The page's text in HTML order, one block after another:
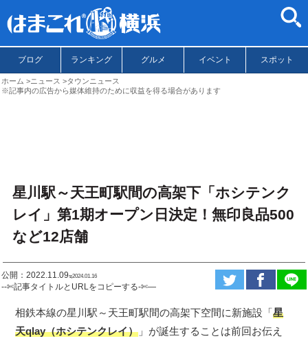
ブログ ランキング グルメ イベント スポット
ホーム ニュース
タウンニュース
※記事内の広告から媒体維持のために収益を得る場合があります
星川駅～天王町駅間の高架下「ホシテンク
レイ」第1期オープン日決定！無印良品500
など12店舗
公開：2022.11.09ಇ2024.01.16
--✄記事タイトルとURLをコピーする-✄—
相鉄本線の星川駅～天王町駅間の高架下空間に新施設「星
天qlay（ホシテンクレイ） 」が誕生することは前回お伝え